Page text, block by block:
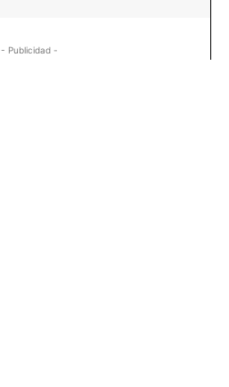
- Publicidad -